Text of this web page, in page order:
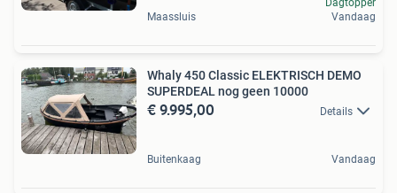
Maassluis
Dagtopper
Vandaag
Whaly 450 Classic ELEKTRISCH DEMO
SUPERDEAL nog geen 10000
€ 9.995,00 Details
Buitenkaag Vandaag